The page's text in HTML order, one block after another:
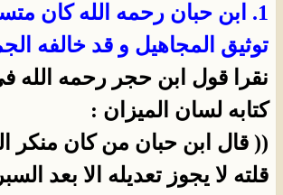
1. ابن حبان رحمه الله كان
توثيق المجاهيل و قد خالفه
نقرا قول ابن حجر رحمه الله
كتابه لسان الميزان :
(( قال ابن حبان من كان منكر
قلته لا يجوز تعديله الا بعد